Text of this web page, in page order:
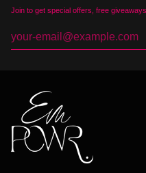
Join to get special offers, free